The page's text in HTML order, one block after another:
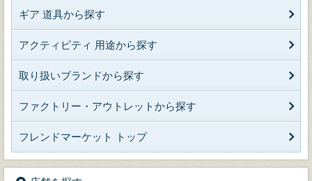
ギア 道具から探す
アクティビティ 用途から探す
取り扱いブランドから探す
ファクトリー・アウトレットから探す
フレンドマーケット トップ